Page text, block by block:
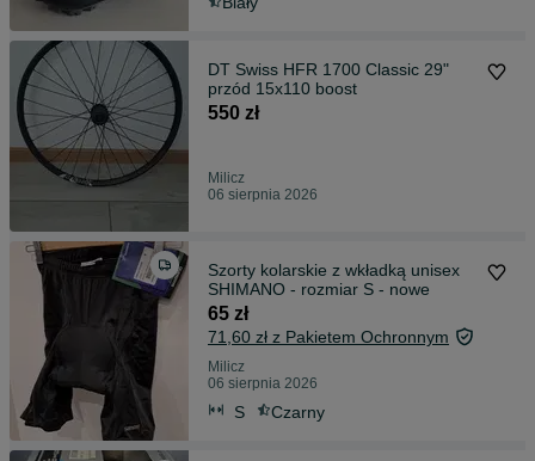
DT Swiss HFR 1700 Classic 29"
przód 15x110 boost
550 zł
Milicz
06 sierpnia 2026
Szorty kolarskie z wkładką unisex
SHIMANO - rozmiar S - nowe
65 zł
71,60 zł z Pakietem Ochronnym
Milicz
06 sierpnia 2026
S Czarny